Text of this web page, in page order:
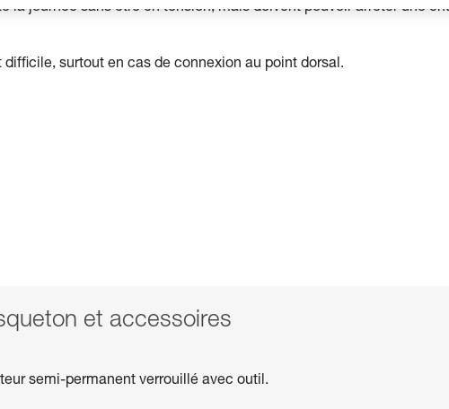
la journée sans être en tension, mais doivent pouvoir arrêter une
surtout en cas de connexion au point dorsal.
et accessoires
semi-permanent verrouillé avec outil.